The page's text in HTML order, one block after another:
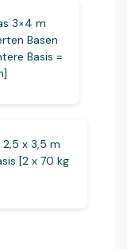
3×4 m
Basen
Basis =
x 3,5 m
[2 x 70 kg